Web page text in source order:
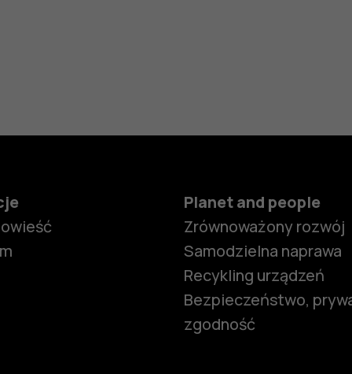
Planet and people
Zrównoważony rozwój
Samodzielna naprawa
Recykling urządzeń
Bezpieczeństwo,
zgodność